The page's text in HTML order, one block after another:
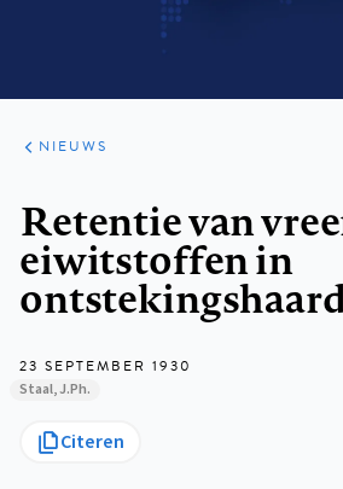
ARTIKELEN
HET
KORT
NIEUWS
Retentie van
eiwitstoffen in
23 SEPTEMBER 1930
Staal, J.Ph.
Citeren